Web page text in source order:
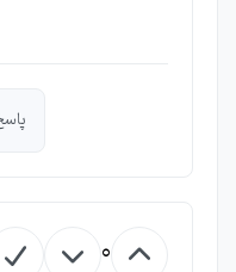
پاسخ در 1395/02/28 توسط
0